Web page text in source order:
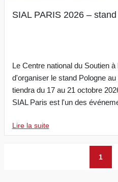
SIAL PARIS 2026 –
Le Centre national du Soutien
d'organiser le stand Pologne
tiendra du 17 au 21 octobre
SIAL Paris est l'un des
Lire la suite
1